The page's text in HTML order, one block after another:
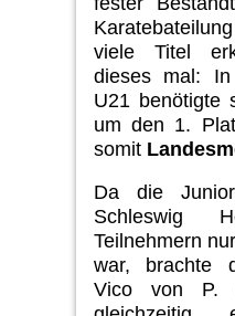
viele Titel
dieses mal:
U21 benötigte
um den 1.
somit
Da die
Schleswig H
Teilnehmern
war, brachte
Vico von P.